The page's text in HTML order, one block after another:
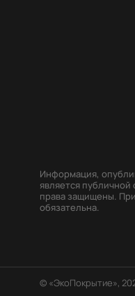
Информация,
является
права защищены.
обязательна.
© «ЭкоПокрытие»,